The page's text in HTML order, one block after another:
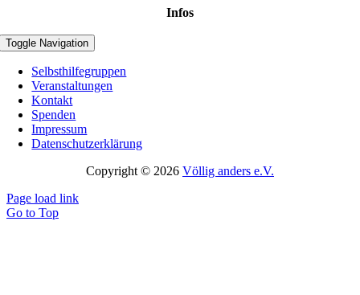
Infos
Toggle Navigation
Selbsthilfegruppen
Veranstaltungen
Kontakt
Spenden
Impressum
Datenschutzerklärung
Copyright © 2026 Völlig anders e.V.
Page load link
Go to Top